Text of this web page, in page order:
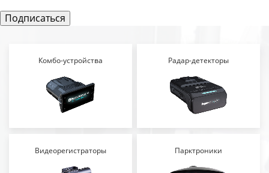
Комбо-устройства Радар-детекторы
Видеорегистраторы Парктроники